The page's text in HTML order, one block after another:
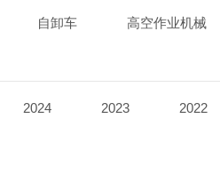
自卸车 高空作业机械
2024 2023 2022